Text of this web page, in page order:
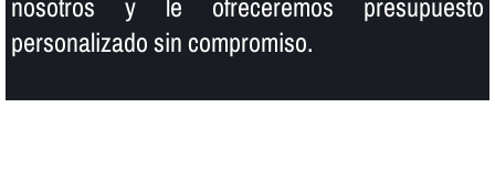
personalizado sin compromiso.